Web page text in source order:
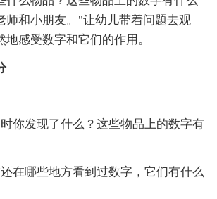
师和小朋友。"让幼儿带着问题去观
感受数字和它们的作用。
时你发现了什么？这些物品上的数字有
还在哪些地方看到过数字，它们有什么